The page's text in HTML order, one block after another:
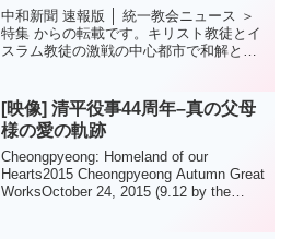
中和新聞 速報版 │ 統一教会ニュース ＞
特集 からの転載です。キリスト教徒とイ
スラム教徒の激戦の中心都市で和解と赦
ョス市で行われたキリスト教とイスラム
教の和...
[映像] 清平役事44周年–真の父母
様の愛の軌跡
Cheongpyeong: Homeland of our
Hearts2015 Cheongpyeong Autumn Great
WorksOctober 24, 2015 (9.12 by the